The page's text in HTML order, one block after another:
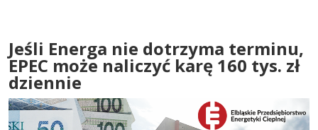
Jeśli Energa nie dotrzyma terminu,
EPEC może naliczyć karę 160 tys. zł
dziennie